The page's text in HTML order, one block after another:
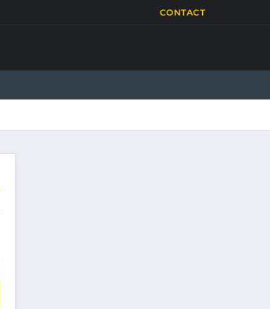
CONTACT